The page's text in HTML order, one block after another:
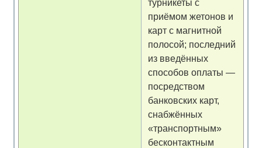
турникеты с
приёмом жетонов и
карт с магнитной
полосой; последний
из введённых
способов оплаты —
посредством
банковских карт,
снабжённых
«транспортным»
бесконтактным